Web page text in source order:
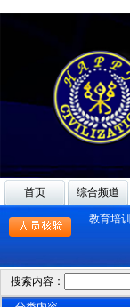
首页 综合频道
教育培训
搜索内容：